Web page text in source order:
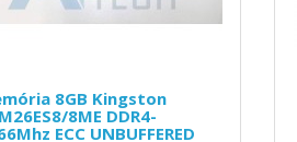
8GB Kingston
8ME DDR4-
ECC UNBUFFERED